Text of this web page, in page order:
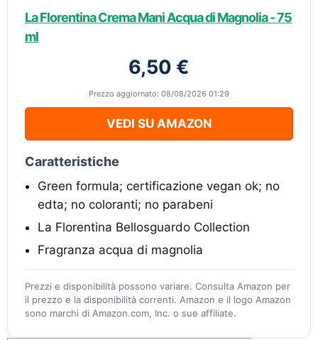
La Florentina Crema Mani Acqua di Magnolia - 75
ml
6,50 €
Prezzo aggiornato: 08/08/2026 01:29
VEDI SU AMAZON
Caratteristiche
Green formula; certificazione vegan ok; no
edta; no coloranti; no parabeni
La Florentina Bellosguardo Collection
Fragranza acqua di magnolia
Prezzi e disponibilità possono variare. Consulta Amazon per
il prezzo e la disponibilità correnti. Amazon e il logo Amazon
sono marchi di Amazon.com, Inc. o sue affiliate.